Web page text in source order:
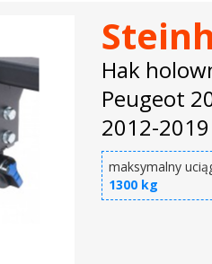
Hak
Peugeot
2012-2019
maksymalny
1300 kg